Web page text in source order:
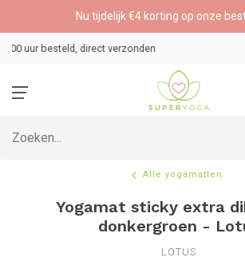
Nu tijdelijk €4 korting op onze
Veilig betalen
Alle yogamatten
Yogamat sticky extra
donkergroen -
LOTUS